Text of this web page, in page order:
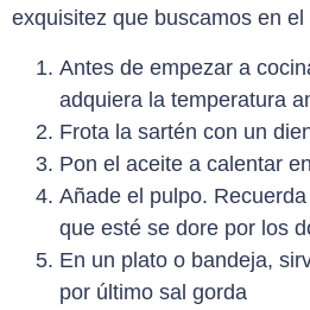
exquisitez que buscamos en
Antes de empezar a
adquiera la temperatura
Frota la sartén con un
Pon el aceite a calentar
Añade el pulpo.
que esté se dore por los
En un plato o bandeja,
por último sal gorda